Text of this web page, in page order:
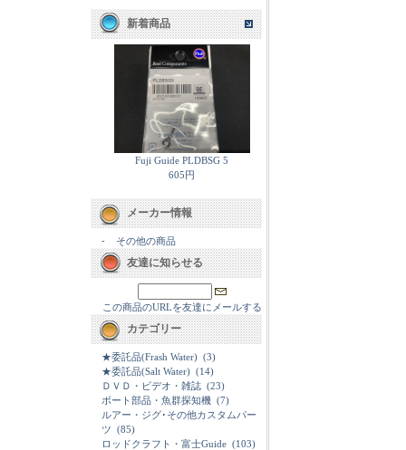
新着商品
Fuji Guide PLDBSG 5
605円
メーカー情報
- その他の商品
友達に知らせる
この商品のURLを友達にメールする
カテゴリー
★委託品(Frash Water) (3)
★委託品(Salt Water) (14)
ＤＶＤ・ビデオ・雑誌 (23)
ボート部品・魚群探知機 (7)
ルアー・ジグ･その他カスタムパー
ツ (85)
ロッドクラフト・富士Guide (103)